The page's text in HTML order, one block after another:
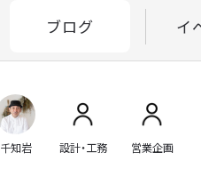
ブログ イ
千知岩 設計・工務 営業企画